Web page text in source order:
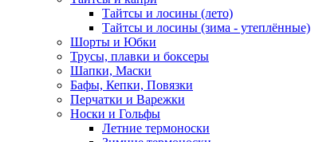
Тайтсы и лосины (лето)
Тайтсы и лосины (зима - утеплённые)
Шорты и Юбки
Трусы, плавки и боксеры
Шапки, Маски
Бафы, Кепки, Повязки
Перчатки и Варежки
Носки и Гольфы
Летние термоноски